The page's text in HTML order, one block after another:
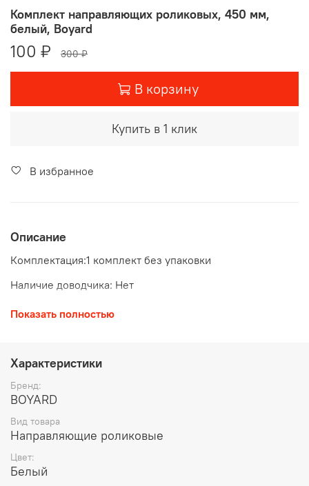
Комплект направляющих роликовых, 450 мм,
белый, Boyard
100 ₽ 300 ₽
В корзину
Купить в 1 клик
В избранное
Описание
Комплектация:1 комплект без упаковки
Наличие доводчика: Нет
Тип выдвижения: Неполное выдвижение
Монтажная длина: 450мм
Наличие толкателя: Нет
Наличие толкателя и доводчика: Нет
Несущая способность (на пару): 10кг
Количество в упаковке: 25
Показать полностью
Характеристики
Бренд:
BOYARD
Вид товара
Направляющие роликовые
Цвет:
Белый